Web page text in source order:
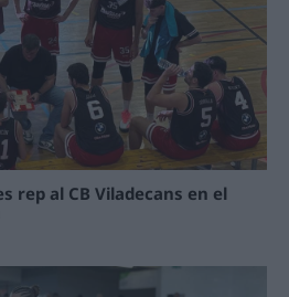
rep al CB Viladecans en el